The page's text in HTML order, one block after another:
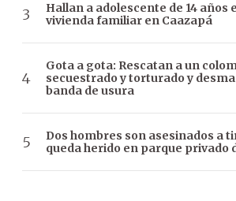
Hallan a adolescente de 14 años
vivienda familiar en Caazapá
Gota a gota: Rescatan a un
secuestrado y torturado y
banda de usura
Dos hombres son asesinados a
queda herido en parque privado